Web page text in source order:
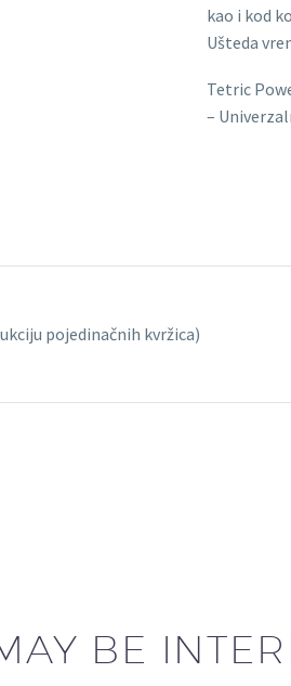
kao i kod
Ušteda
Tetric
–
pojedinačnih kvržica)
BE